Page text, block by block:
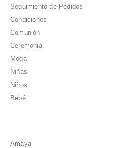
Seguimiento de Pedidos
Condiciones
Comunión
Ceremonia
Moda
Niñas
Niños
Bebé
Amaya